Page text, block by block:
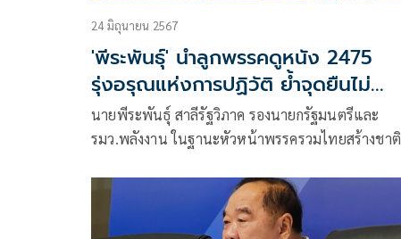
24 มิถุนายน 2567
'พีระพันธุ์' นำลูกพรรคดูหนัง 2475
รุ่งอรุณแห่งการปฏิวัติ ย้ำจุดยืนไม่
นิรโทษคดี 112
นายพีระพันธุ์ สาลีรัฐวิภาค รองนายกรัฐมนตรีและ
รมว.พลังงาน ในฐานะหัวหน้าพรรครวมไทยสร้างชาติ
พรรค นายหิมาลัย ผิวพรรณ ผู้อำนวยการพรรค และ
สมาชิกพรรค